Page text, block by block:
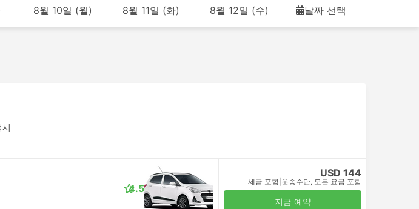
8월 10일 (월) 8월 11일 (화) 8월 12일 (수) 날짜 선택
시
4.5
USD 144
세금 포함 운송수단, 모든 요금 포함
지금 예약